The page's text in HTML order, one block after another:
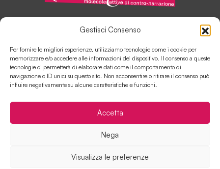
Gestisci Consenso
Per fornire le migliori esperienze, utilizziamo tecnologie come i cookie per
memorizzare e/o accedere alle informazioni del dispositivo. Il consenso a queste
tecnologie ci permetterà di elaborare dati come il comportamento di
navigazione o ID unici su questo sito. Non acconsentire o ritirare il consenso può
influire negativamente su alcune caratteristiche e funzioni.
Accetta
Nega
Visualizza le preferenze
ANTÌGENE, IN PILLOLE
SOSTIENI ANTÌGENE
COLLABORA CON ANTÌGENE
Contatti
Cookie Policy